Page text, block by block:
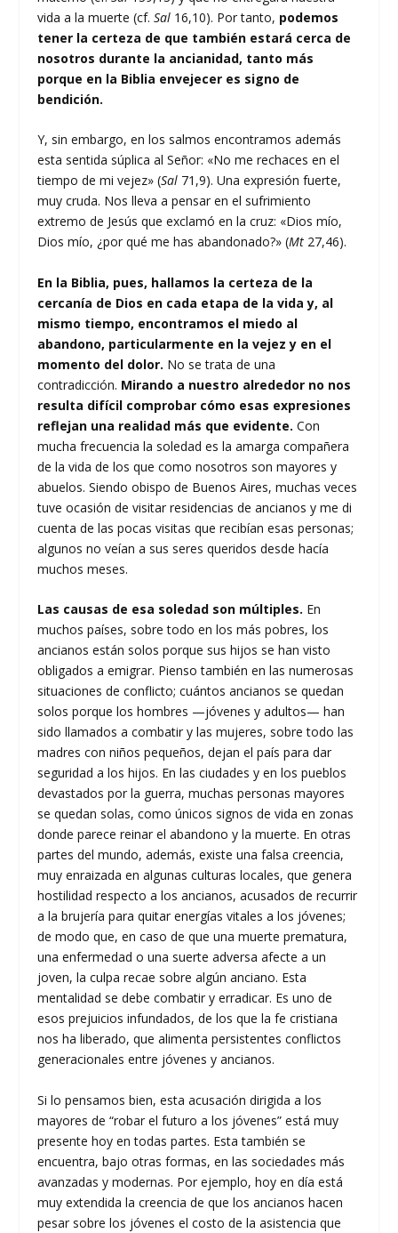
vida a la muerte (cf.Sal 16,10). Por tanto, podemos
tener la certeza de que también estará cerca de
nosotros durante la ancianidad, tanto más
porque en la Biblia envejecer es signo de
bendición.
Y, sin embargo, en los salmos encontramos además
esta sentida súplica al Señor: «No me rechaces en el
tiempo de mi vejez» (Sal 71,9). Una expresión fuerte,
muy cruda. Nos lleva a pensar en el sufrimiento
extremo de Jesús que exclamó en la cruz: «Dios mío,
Dios mío, ¿por qué me has abandonado?» (Mt 27,46).
En la Biblia, pues, hallamos la certeza de la
cercanía de Dios en cada etapa de la vida y, al
mismo tiempo, encontramos el miedo al
abandono, particularmente en la vejez y en el
momento del dolor. No se trata de una
contradicción. Mirando a nuestro alrededor no nos
resulta difícil comprobar cómo esas expresiones
reflejan una realidad más que evidente.Con
mucha frecuencia la soledad es la amarga compañera
de la vida de los que como nosotros son mayores y
abuelos. Siendo obispo de Buenos Aires, muchas veces
tuve ocasión de visitar residencias de ancianos y me di
cuenta de las pocas visitas que recibían esas personas;
algunos no veían a sus seres queridos desde hacía
muchos meses.
Las causas de esa soledad son múltiples. En
muchos países, sobre todo en los más pobres, los
ancianos están solos porque sus hijos se han visto
obligados a emigrar. Pienso también en las numerosas
situaciones de conflicto; cuántos ancianos se quedan
solos porque los hombres —jóvenes y adultos— han
sido llamados a combatir y las mujeres, sobre todo las
madres con niños pequeños, dejan el país para dar
seguridad a los hijos. En las ciudades y en los pueblos
devastados por la guerra, muchas personas mayores
se quedan solas, como únicos signos de vida en zonas
donde parece reinar el abandono y la muerte. En otras
partes del mundo, además, existe una falsa creencia,
muy enraizada en algunas culturas locales, que genera
hostilidad respecto a los ancianos, acusados de recurrir
a la brujería para quitar energías vitales a los jóvenes;
de modo que, en caso de que una muerte prematura,
una enfermedad o una suerte adversa afecte a un
joven, la culpa recae sobre algún anciano. Esta
mentalidad se debe combatir y erradicar. Es uno de
esos prejuicios infundados, de los que la fe cristiana
nos ha liberado, que alimenta persistentes conflictos
generacionales entre jóvenes y ancianos.
Si lo pensamos bien, esta acusación dirigida a los
mayores de “robar el futuro a los jóvenes” está muy
presente hoy en todas partes. Esta también se
encuentra, bajo otras formas, en las sociedades más
avanzadas y modernas. Por ejemplo, hoy en día está
muy extendida la creencia de que los ancianos hacen
pesar sobre los jóvenes el costo de la asistencia que